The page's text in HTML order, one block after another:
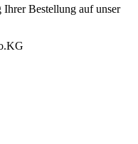
Ihrer Bestellung auf unser